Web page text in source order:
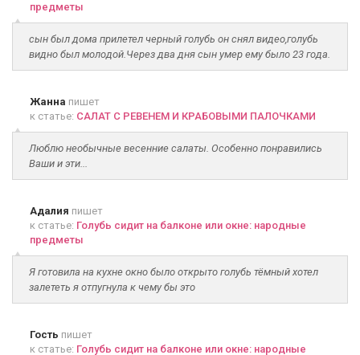
предметы
сын был дома прилетел черный голубь он снял видео,голубь
видно был молодой.Через два дня сын умер ему было 23 года.
Жанна пишет
к статье: САЛАТ С РЕВЕНЕМ И КРАБОВЫМИ ПАЛОЧКАМИ
Люблю необычные весенние салаты. Особенно понравились
Ваши и эти...
Адалия пишет
к статье: Голубь сидит на балконе или окне: народные
предметы
Я готовила на кухне окно было открыто голубь тёмный хотел
залететь я отпугнула к чему бы это
Гость пишет
к статье: Голубь сидит на балконе или окне: народные